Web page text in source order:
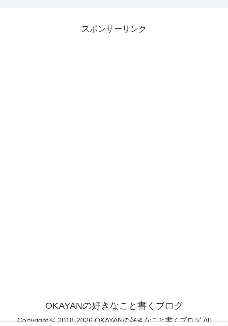
スポンサーリンク
OKAYANの好きなこと書くブログ
Copyright © 2018-2026 OKAYANの好きなこと書くブログ All